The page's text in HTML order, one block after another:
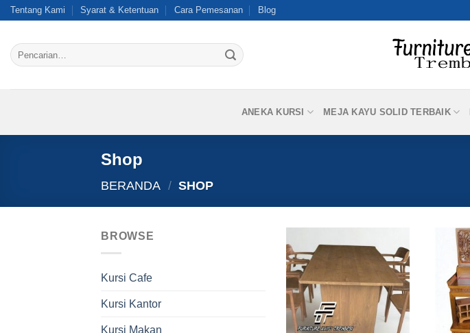
Skip
content
Tentang Kami Syarat & Ketentuan Cara Pemesanan Blog
Pencarian
untuk:
ANEKA KURSI MEJA KAYU SOLID TERBAIK
Shop
BERANDA / SHOP
BROWSE
Kursi Cafe
Kursi Kantor
Kursi Makan